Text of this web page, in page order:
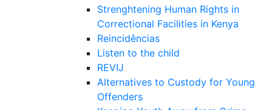
Strenghtening Human Rights in
Correctional Facilities in Kenya
Reincidências
Listen to the child
REVIJ
Alternatives to Custody for Young
Offenders